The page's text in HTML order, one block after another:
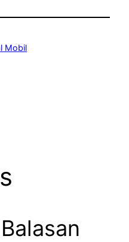
Mobil